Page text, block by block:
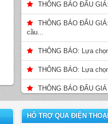
THÔNG BÁO ĐẤU
THÔNG BÁO ĐẤU
cầu...
THÔNG BÁO: Lựa
THÔNG BÁO: Lựa
THÔNG BÁO ĐẤU GIÁ
HỖ TRỢ QUA ĐIỆN THOẠI